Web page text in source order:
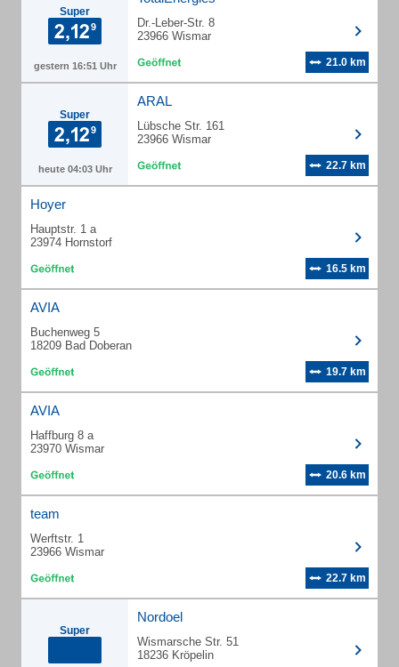
Super
gestern 16:51 Uhr
Dr.-Leber-Str. 8
23966 Wismar
21.0 km
Super
heute 04:03 Uhr
ARAL
Lübsche Str. 161
23966 Wismar
22.7 km
Hoyer
Hauptstr. 1 a
23974 Hornstorf
16.5 km
AVIA
Buchenweg 5
18209 Bad Doberan
19.7 km
AVIA
Haffburg 8 a
23970 Wismar
20.6 km
team
Werftstr. 1
23966 Wismar
22.7 km
Super
Nordoel
Wismarsche Str. 51
18236 Kröpelin